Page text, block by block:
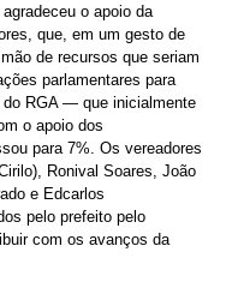
o apoio da
que, em um gesto de
de recursos que seriam
parlamentares para
do RGA — que inicialmente
o apoio dos
para 7%. Os vereadores
Ronival Soares, João
e Edcarlos
pelo prefeito pelo
com os avanços da